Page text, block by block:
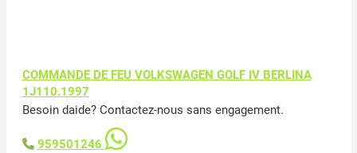
COMMANDE DE FEU VOLKSWAGEN GOLF IV BERLINA
1J110.1997
Besoin daide? Contactez-nous sans engagement.
959501246